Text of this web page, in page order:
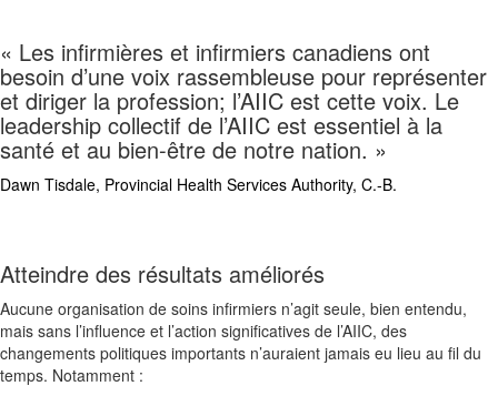
« Les infirmières et infirmiers canadiens ont
besoin d’une voix rassembleuse pour représenter
et diriger la profession; l’AIIC est cette voix. Le
leadership collectif de l’AIIC est essentiel à la
santé et au bien-être de notre nation. »
Dawn Tisdale, Provincial Health Services Authority, C.-B.
Atteindre des résultats améliorés
Aucune organisation de soins infirmiers n’agit seule, bien entendu,
mais sans l’influence et l’action significatives de l’AIIC, des
changements politiques importants n’auraient jamais eu lieu au fil du
temps. Notamment :